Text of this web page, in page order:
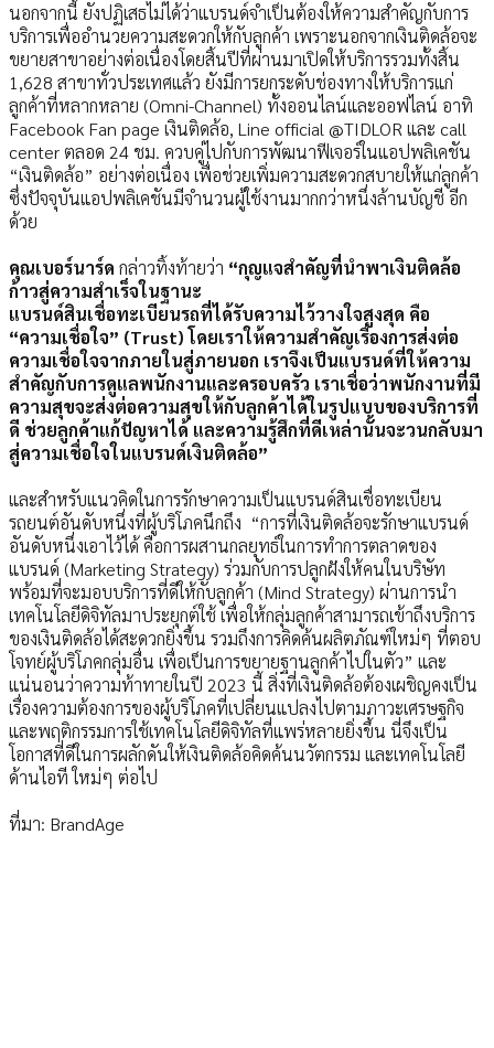
นอกจากนี้ ยังปฏิเสธไม่ได้ว่าแบรนด์จำเป็นต้องให้ความสำคัญกับการ
บริการเพื่ออำนวยความสะดวกให้กับลูกค้า เพราะนอกจากเงินติดล้อจะ
ขยายสาขาอย่างต่อเนื่องโดยสิ้นปีที่ผ่านมาเปิดให้บริการรวมทั้งสิ้น
1,628 สาขาทั่วประเทศแล้ว ยังมีการยกระดับช่องทางให้บริการแก่
ลูกค้าที่หลากหลาย (Omni-Channel) ทั้งออนไลน์และออฟไลน์ อาทิ
Facebook Fan page เงินติดล้อ, Line official @TIDLOR และ call
center ตลอด 24 ชม. ควบคู่ไปกับการพัฒนาฟีเจอร์ในแอปพลิเคชัน
“เงินติดล้อ” อย่างต่อเนื่อง เพื่อช่วยเพิ่มความสะดวกสบายให้แก่ลูกค้า
ซึ่งปัจจุบันแอปพลิเคชันมีจำนวนผู้ใช้งานมากกว่าหนึ่งล้านบัญชี อีก
ด้วย
คุณเบอร์นาร์ด กล่าวทิ้งท้ายว่า “กุญแจสำคัญที่นำพาเงินติดล้อ
ก้าวสู่ความสำเร็จในฐานะ
แบรนด์สินเชื่อทะเบียนรถที่ได้รับความไว้วางใจสูงสุด คือ
“ความเชื่อใจ” (Trust) โดยเราให้ความสำคัญเรื่องการส่งต่อ
ความเชื่อใจจากภายในสู่ภายนอก เราจึงเป็นแบรนด์ที่ให้ความ
สำคัญกับการดูแลพนักงานและครอบครัว เราเชื่อว่าพนักงานที่มี
ความสุขจะส่งต่อความสุขให้กับลูกค้าได้ในรูปแบบของบริการที่
ดี ช่วยลูกค้าแก้ปัญหาได้ และความรู้สึกที่ดีเหล่านั้นจะวนกลับมา
สู่ความเชื่อใจในแบรนด์เงินติดล้อ”
และสำหรับแนวคิดในการรักษาความเป็นแบรนด์สินเชื่อทะเบียน
รถยนต์อันดับหนึ่งที่ผู้บริโภคนึกถึง “การที่เงินติดล้อจะรักษาแบรนด์
อันดับหนึ่งเอาไว้ได้ คือการผสานกลยุทธ์ในการทำการตลาดของ
แบรนด์ (Marketing Strategy) ร่วมกับการปลูกฝังให้คนในบริษัท
พร้อมที่จะมอบบริการที่ดีให้กับลูกค้า (Mind Strategy) ผ่านการนำ
เทคโนโลยีดิจิทัลมาประยุกต์ใช้ เพื่อให้กลุ่มลูกค้าสามารถเข้าถึงบริการ
ของเงินติดล้อได้สะดวกยิ่งขึ้น รวมถึงการคิดค้นผลิตภัณฑ์ใหม่ๆ ที่ตอบ
โจทย์ผู้บริโภคกลุ่มอื่น เพื่อเป็นการขยายฐานลูกค้าไปในตัว” และ
แน่นอนว่าความท้าทายในปี 2023 นี้ สิ่งที่เงินติดล้อต้องเผชิญคงเป็น
เรื่องความต้องการของผู้บริโภคที่เปลี่ยนแปลงไปตามภาวะเศรษฐกิจ
และพฤติกรรมการใช้เทคโนโลยีดิจิทัลที่แพร่หลายยิ่งขึ้น นี่จึงเป็น
โอกาสที่ดีในการผลักดันให้เงินติดล้อคิดค้นนวัตกรรม และเทคโนโลยี
ด้านไอที ใหม่ๆ ต่อไป
ที่มา: BrandAge